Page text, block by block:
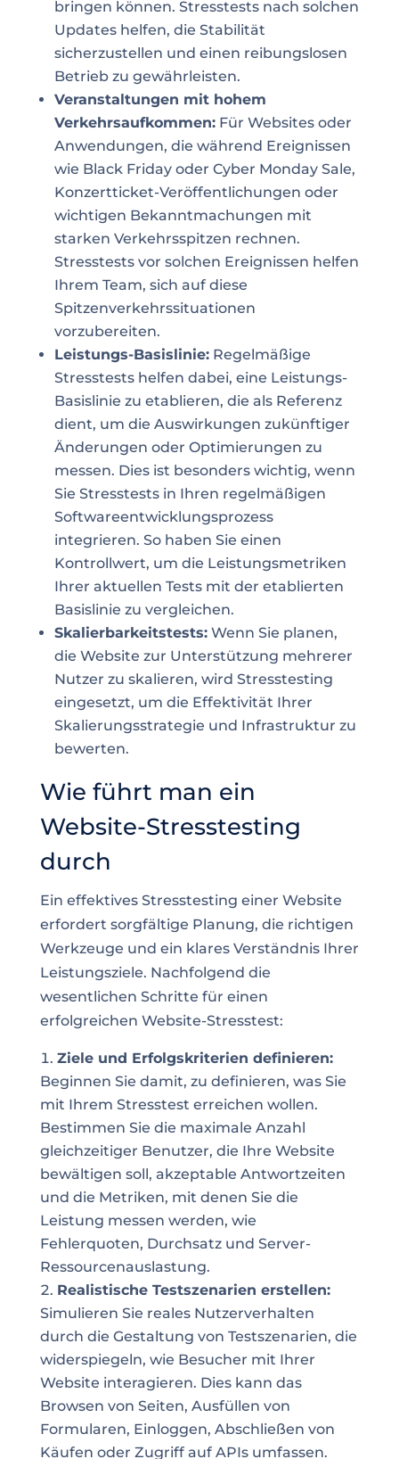
bringen können. Stresstests nach solchen
Updates helfen, die Stabilität
sicherzustellen und einen reibungslosen
Betrieb zu gewährleisten.
Veranstaltungen mit hohem
Verkehrsaufkommen:Für Websites oder
Anwendungen, die während Ereignissen
wie Black Friday oder Cyber Monday Sale,
Konzertticket-Veröffentlichungen oder
wichtigen Bekanntmachungen mit
starken Verkehrsspitzen rechnen.
Stresstests vor solchen Ereignissen helfen
Ihrem Team, sich auf diese
Spitzenverkehrssituationen
vorzubereiten.
Leistungs-Basislinie:Regelmäßige
Stresstests helfen dabei, eine Leistungs-
Basislinie zu etablieren, die als Referenz
dient, um die Auswirkungen zukünftiger
Änderungen oder Optimierungen zu
messen. Dies ist besonders wichtig, wenn
Sie Stresstests in Ihren regelmäßigen
Softwareentwicklungsprozess
integrieren. So haben Sie einen
Kontrollwert, um die Leistungsmetriken
Ihrer aktuellen Tests mit der etablierten
Basislinie zu vergleichen.
Skalierbarkeitstests:Wenn Sie planen,
die Website zur Unterstützung mehrerer
Nutzer zu skalieren, wird Stresstesting
eingesetzt, um die Effektivität Ihrer
Skalierungsstrategie und Infrastruktur zu
bewerten.
Wie führt man ein
Website-Stresstesting
durch
Ein effektives Stresstesting einer Website
erfordert sorgfältige Planung, die richtigen
Werkzeuge und ein klares Verständnis Ihrer
Leistungsziele. Nachfolgend die
wesentlichen Schritte für einen
erfolgreichen Website-Stresstest:
Ziele und Erfolgskriterien definieren:
Beginnen Sie damit, zu definieren, was Sie
mit Ihrem Stresstest erreichen wollen.
Bestimmen Sie die maximale Anzahl
gleichzeitiger Benutzer, die Ihre Website
bewältigen soll, akzeptable Antwortzeiten
und die Metriken, mit denen Sie die
Leistung messen werden, wie
Fehlerquoten, Durchsatz und Server-
Ressourcenauslastung.
Realistische Testszenarien erstellen:
Simulieren Sie reales Nutzerverhalten
durch die Gestaltung von Testszenarien, die
widerspiegeln, wie Besucher mit Ihrer
Website interagieren. Dies kann das
Browsen von Seiten, Ausfüllen von
Formularen, Einloggen, Abschließen von
Käufen oder Zugriff auf APIs umfassen.